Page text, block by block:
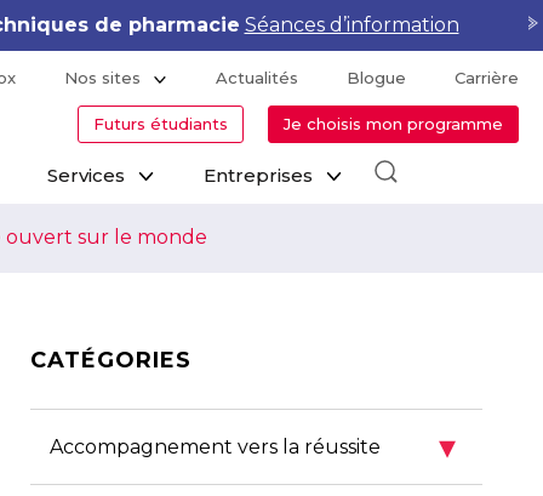
de pharmacie Séances d’information
Nos sites Actualités Blogue Carrière
Futurs étudiants Je choisis mon programme
Services Entreprises
ouvert sur le monde
CATÉGORIES
Accompagnement vers la réussite ▾